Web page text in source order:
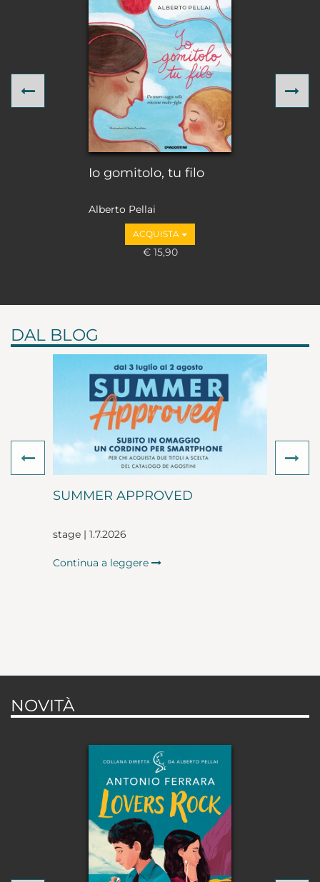
Io gomitolo, tu filo
Alberto Pellai
ACQUISTA
€ 15,90
Previous
DAL BLOG
SUMMER APPROVED
stage | 1.7.2026
Continua a leggere
Previous
NOVITÀ